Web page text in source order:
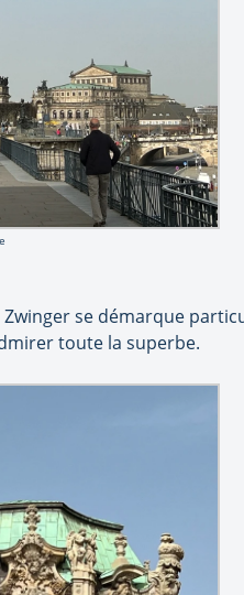
se démarque
toute la superbe.